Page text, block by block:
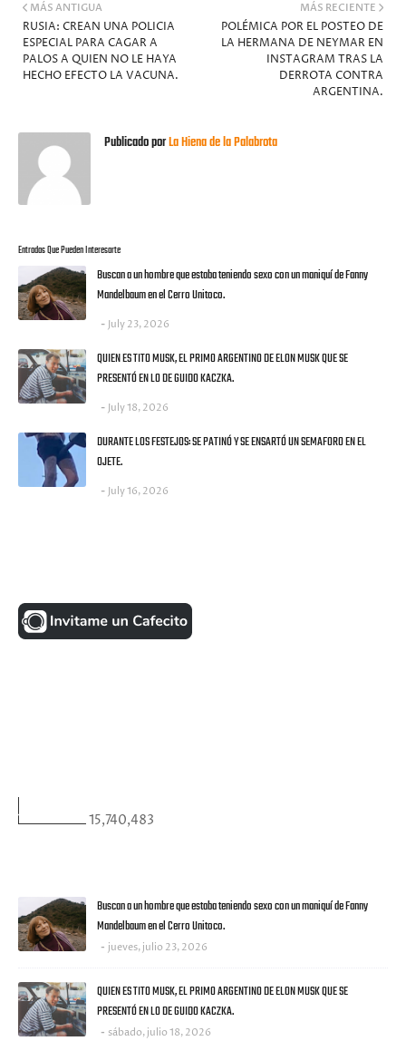
MÁS RECIENTE
POLÉMICA POR EL POSTEO DE
LA HERMANA DE NEYMAR EN
INSTAGRAM TRAS LA
DERROTA CONTRA
ARGENTINA.
MÁS ANTIGUA
RUSIA: CREAN UNA POLICIA
ESPECIAL PARA CAGAR A
PALOS A QUIEN NO LE HAYA
HECHO EFECTO LA VACUNA.
Publicado porLa Hiena de la Palabrota
Entradas Que Pueden Interesarte
Buscan a un hombre que estaba teniendo sexo con un maniquí de Fanny
Mandelbaum en el Cerro Unitoco.
July 23, 2026
QUIEN ES TITO MUSK, EL PRIMO ARGENTINO DE ELON MUSK QUE SE
PRESENTÓ EN LO DE GUIDO KACZKA.
July 18, 2026
DURANTE LOS FESTEJOS: SE PATINÓ Y SE ENSARTÓ UN SEMAFORO EN EL
OJETE.
July 16, 2026
15,740,483
Buscan a un hombre que estaba teniendo sexo con un maniquí de Fanny
Mandelbaum en el Cerro Unitoco.
jueves, julio 23, 2026
QUIEN ES TITO MUSK, EL PRIMO ARGENTINO DE ELON MUSK QUE SE
PRESENTÓ EN LO DE GUIDO KACZKA.
sábado, julio 18, 2026